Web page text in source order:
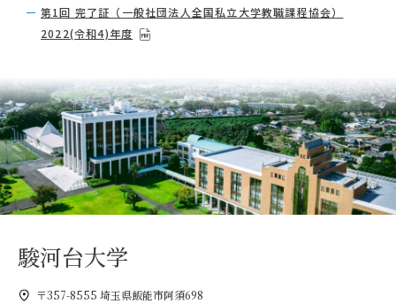
第1回 完了証（一般社団法人全国私立大学教職課程協会）
2022(令和4)年度
駿河台大学
〒357-8555 埼玉県飯能市阿須698